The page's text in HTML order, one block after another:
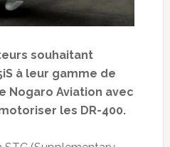
souhaitant
à leur gamme de
Nogaro Aviation avec
les DR-400.